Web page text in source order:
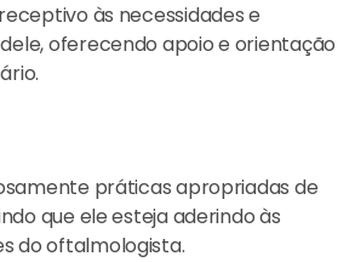
às necessidades e
oferecendo apoio e orientação
práticas apropriadas de
que ele esteja aderindo às
do oftalmologista.